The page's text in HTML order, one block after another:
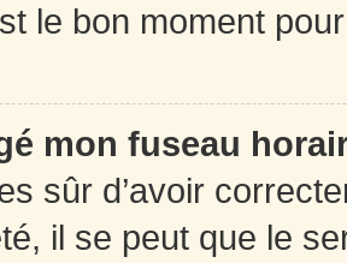
le bon moment
mon fuseau
sûr d’avoir
il se peut que le